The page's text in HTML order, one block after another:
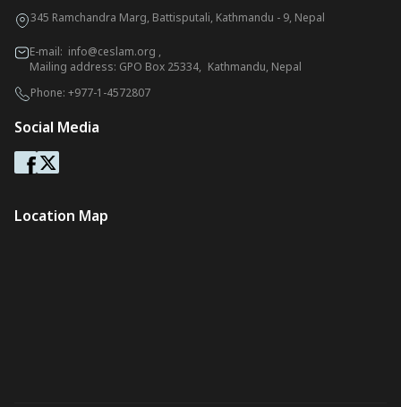
345 Ramchandra Marg, Battisputali, Kathmandu - 9, Nepal
E-mail: info@ceslam.org ,
Mailing address: GPO Box 25334, Kathmandu, Nepal
Phone: +977-1-4572807
Social Media
Location Map